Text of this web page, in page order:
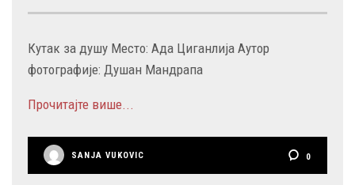
Кутак за душу Место: Ада Циганлија Аутор
фотографије: Душан Мандрапа
Прочитајте више...
SANJA VUKOVIC 0